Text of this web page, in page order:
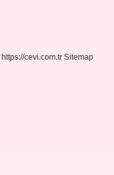
https://cevi.com.tr Sitemap